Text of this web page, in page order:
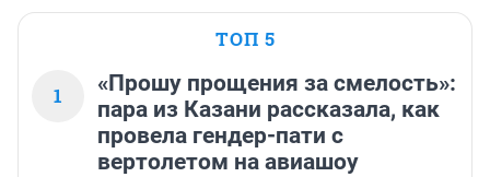
ТОП 5
1
«Прошу прощения за смелость»:
пара из Казани рассказала, как
провела гендер-пати с
вертолетом на авиашоу